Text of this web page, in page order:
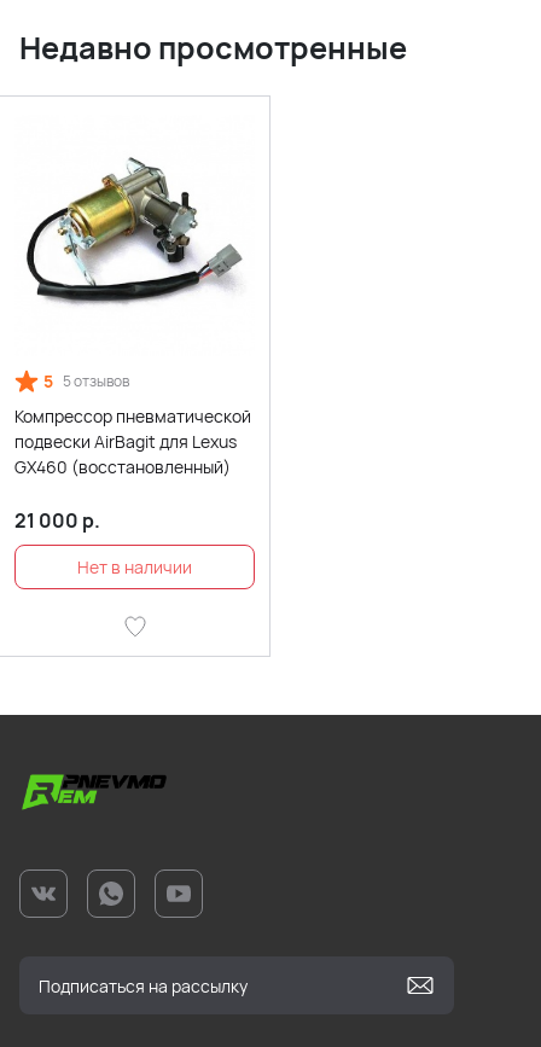
Недавно просмотренные
5 5 отзывов
Компрессор пневматической
подвески AirBagit для Lexus
GX460 (восстановленный)
21 000 р.